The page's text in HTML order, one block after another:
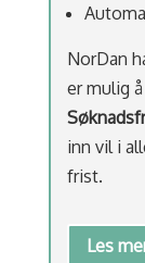
NorDan
er mulig
inn vil i
frist.
Les